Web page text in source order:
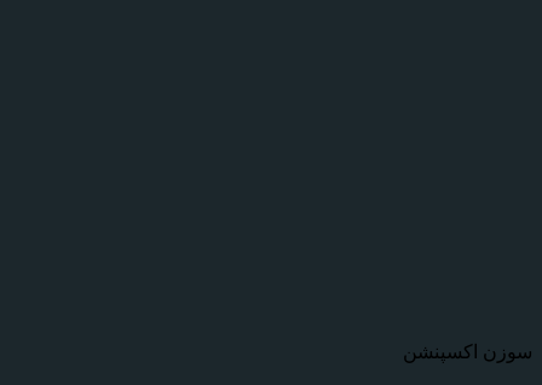
سوزن اکسپنشن